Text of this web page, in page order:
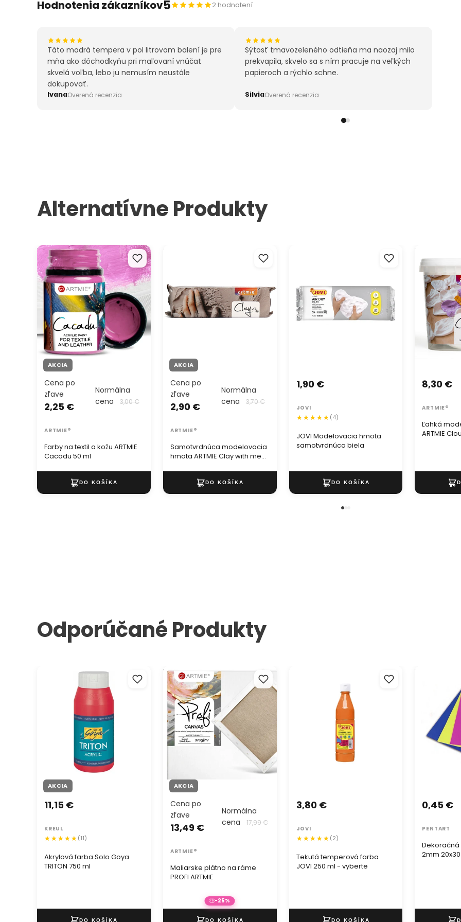
Hodnotenia zákazníkov5 2 hodnotení
Táto modrá tempera v pol litrovom balení je pre
mňa ako dôchodkyňu pri maľovaní vnúčat
skvelá voľba, lebo ju nemusím neustále
dokupovať.
IvanaOverená recenzia
Sýtosť tmavozeleného odtieňa ma naozaj milo
prekvapila, skvelo sa s ním pracuje na veľkých
papieroch a rýchlo schne.
SilviaOverená recenzia
Alternatívne Produkty
Farby na textil a kožu ARTMIE
Cacadu 50 ml
AKCIA
Farby na textil a kožu ARTMIE
Cacadu 50 ml
Cena po
zľave
2,25 €
Normálna
cena
3,00 €
ARTMIE®
hmota ARTMIE Clay with me
AKCIA
Samotvrdnúca modelovacia
hmota ARTMIE Clay with me
Cena po
zľave
2,90 €
Normálna
cena
3,70 €
ARTMIE®
JOVI Modelovacia hmota
samotvrdnúca biela
1,90 €
JOVI
(4)
Ľahká
ARTMIE
Ľahká
ARTMIE
8,30 €
ARTMIE®
Odporúčané Produkty
Akrylová farba Solo Goya
AKCIA
Akrylová farba Solo Goya
TRITON 750 ml
11,15 €
KREUL
(11)
Maliarske plátno na ráme PROFI
ARTMIE
AKCIA
Maliarske plátno na ráme
PROFI ARTMIE
Cena po
zľave
13,49 €
Normálna
cena
17,99 €
ARTMIE®
-25%
250 ml - vyberte
Tekutá temperová farba
JOVI 250 ml - vyberte
3,80 €
JOVI
(2)
Dekoračná
Dekoračná
2mm
0,45 €
PENTART